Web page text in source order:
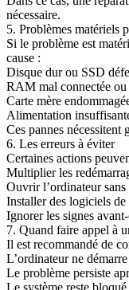
nécessaire.
5. Problèmes matériels
Si le problème est
cause :
Disque dur ou SSD
RAM mal connectée ou
Carte mère
Alimentation
Ces pannes nécessitent
6. Les erreurs à éviter
Certaines actions
Multiplier les
Ouvrir l’ordinateur
Installer des logiciels
Ignorer les signes
7. Quand faire appel à
Il est recommandé de
L’ordinateur ne
Le problème persiste